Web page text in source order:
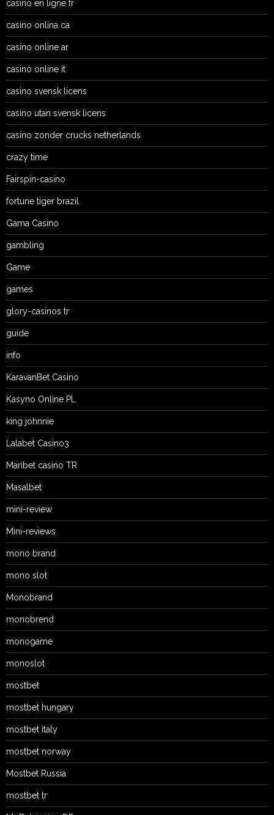
casino en ligne fr
casino onlina ca
casino online ar
casinò online it
casino svensk licens
casino utan svensk licens
casino zonder crucks netherlands
crazy time
Fairspin-casino
fortune tiger brazil
Gama Casino
gambling
Game
games
glory-casinos tr
guide
info
KaravanBet Casino
Kasyno Online PL
king johnnie
Lalabet Casino3
Maribet casino TR
Masalbet
mini-review
Mini-reviews
mono brand
mono slot
Monobrand
monobrend
monogame
monoslot
mostbet
mostbet hungary
mostbet italy
mostbet norway
Mostbet Russia
mostbet tr